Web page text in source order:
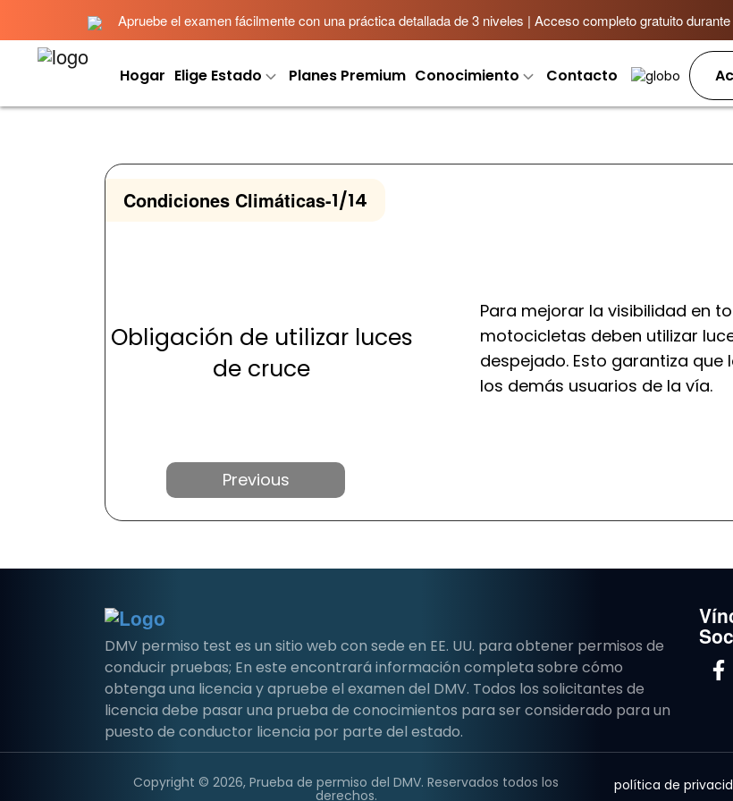
Apruebe el examen fácilmente con una práctica detallada de 3 niveles | Acceso completo gratuito
Hogar Elige Estado Planes Premium Conocimiento Contacto
Condiciones Climáticas-1/14
Obligación de utilizar luces
de cruce
Para mejorar la visibilidad en
motocicletas deben utilizar
despejado. Esto garantiza
los demás usuarios de la vía.
Anterior
DMV permiso test es un sitio web con sede en EE. UU. para obtener permisos de
conducir pruebas; En este encontrará información completa sobre cómo
obtenga una licencia y apruebe el examen del DMV. Todos los solicitantes de
licencia debe pasar una prueba de conocimientos para ser considerado para un
puesto de conductor licencia por parte del estado.
Copyright © 2026, Prueba de permiso del DMV. Reservados todos los
derechos.
política de